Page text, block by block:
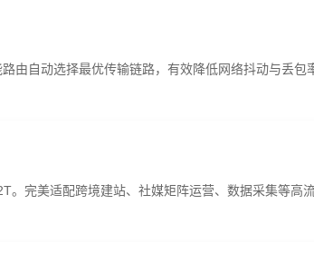
由自动选择最优传输链路，有效降低网络抖动与丢
完美适配跨境建站、社媒矩阵运营、数据采集等高